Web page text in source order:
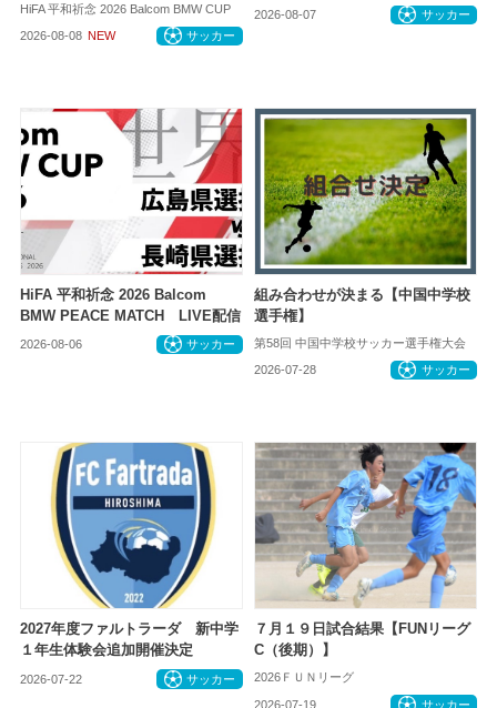
HiFA 平和祈念 2026 Balcom BMW CUP
2026-08-08 NEW サッカー
2026-08-07 サッカー
HiFA 平和祈念 2026 Balcom
BMW PEACE MATCH LIVE配信
2026-08-06 サッカー
組み合わせが決まる【中国中学校
選手権】
第58回 中国中学校サッカー選手権大会
2026-07-28 サッカー
2027年度ファルトラーダ 新中学
１年生体験会追加開催決定
2026-07-22 サッカー
７月１９日試合結果【FUNリーグ
C（後期）】
2026ＦＵＮリーグ
2026-07-19 サッカー